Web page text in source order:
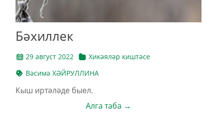
Бәхиллек
29 август 2022
Хикәяләр киштәсе
Вәсимә ХӘЙРУЛЛИНА
Кыш иртәләде быел.
Алга таба →